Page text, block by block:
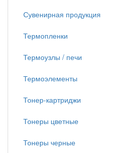
Сувенирная продукция
Термопленки
Термоузлы / печи
Термоэлементы
Тонер-картриджи
Тонеры цветные
Тонеры черные